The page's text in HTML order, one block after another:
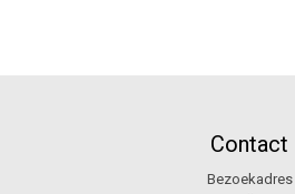
Contact
Bezoekadres